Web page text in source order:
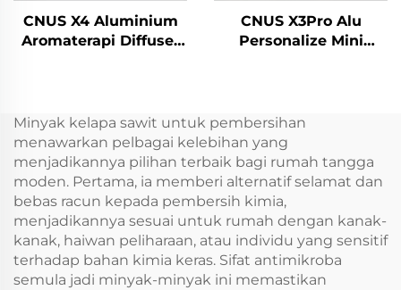
CNUS X4 Aluminium
Aromaterapi Diffuser
Atomizer
CNUS X3Pro Alu
Personalize Mini
Car Aroma Diffuser
Minyak kelapa sawit untuk pembersihan
menawarkan pelbagai kelebihan yang
menjadikannya pilihan terbaik bagi rumah tangga
moden. Pertama, ia memberi alternatif selamat dan
bebas racun kepada pembersih kimia,
menjadikannya sesuai untuk rumah dengan kanak-
kanak, haiwan peliharaan, atau individu yang sensitif
terhadap bahan kimia keras. Sifat antimikroba
semula jadi minyak-minyak ini memastikan